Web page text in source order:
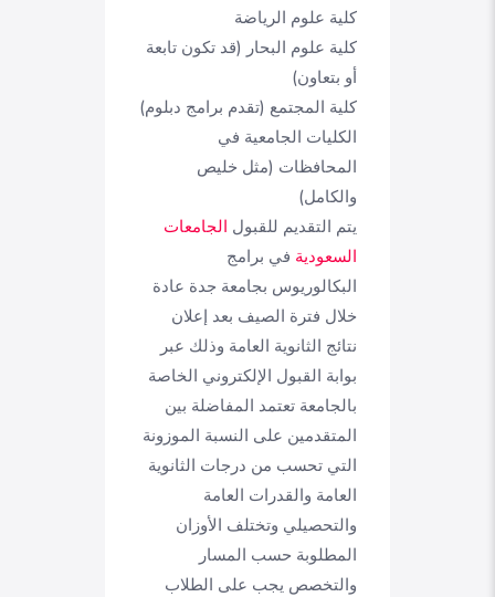
كلية علوم الرياضة
كلية علوم البحار (قد تكون تابعة
أو بتعاون)
كلية المجتمع (تقدم برامج دبلوم)
الكليات الجامعية في
المحافظات (مثل خليص
والكامل)
يتم التقديم للقبول الجامعات
السعودية في برامج
البكالوريوس بجامعة جدة عادة
خلال فترة الصيف بعد إعلان
نتائج الثانوية العامة وذلك عبر
بوابة القبول الإلكتروني الخاصة
بالجامعة تعتمد المفاضلة بين
المتقدمين على النسبة الموزونة
التي تحسب من درجات الثانوية
العامة والقدرات العامة
والتحصيلي وتختلف الأوزان
المطلوبة حسب المسار
والتخصص يجب على الطلاب